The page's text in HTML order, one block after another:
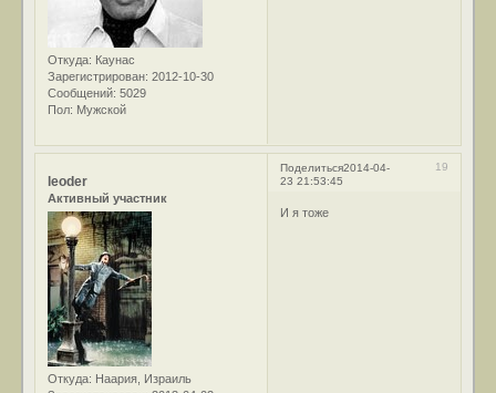
Откуда: Каунас
Зарегистрирован: 2012-10-30
Сообщений: 5029
Пол: Мужской
Поделиться 19
2014-04-
23 21:53:45
leoder
Активный участник
Откуда: Наария, Израиль
И я тоже